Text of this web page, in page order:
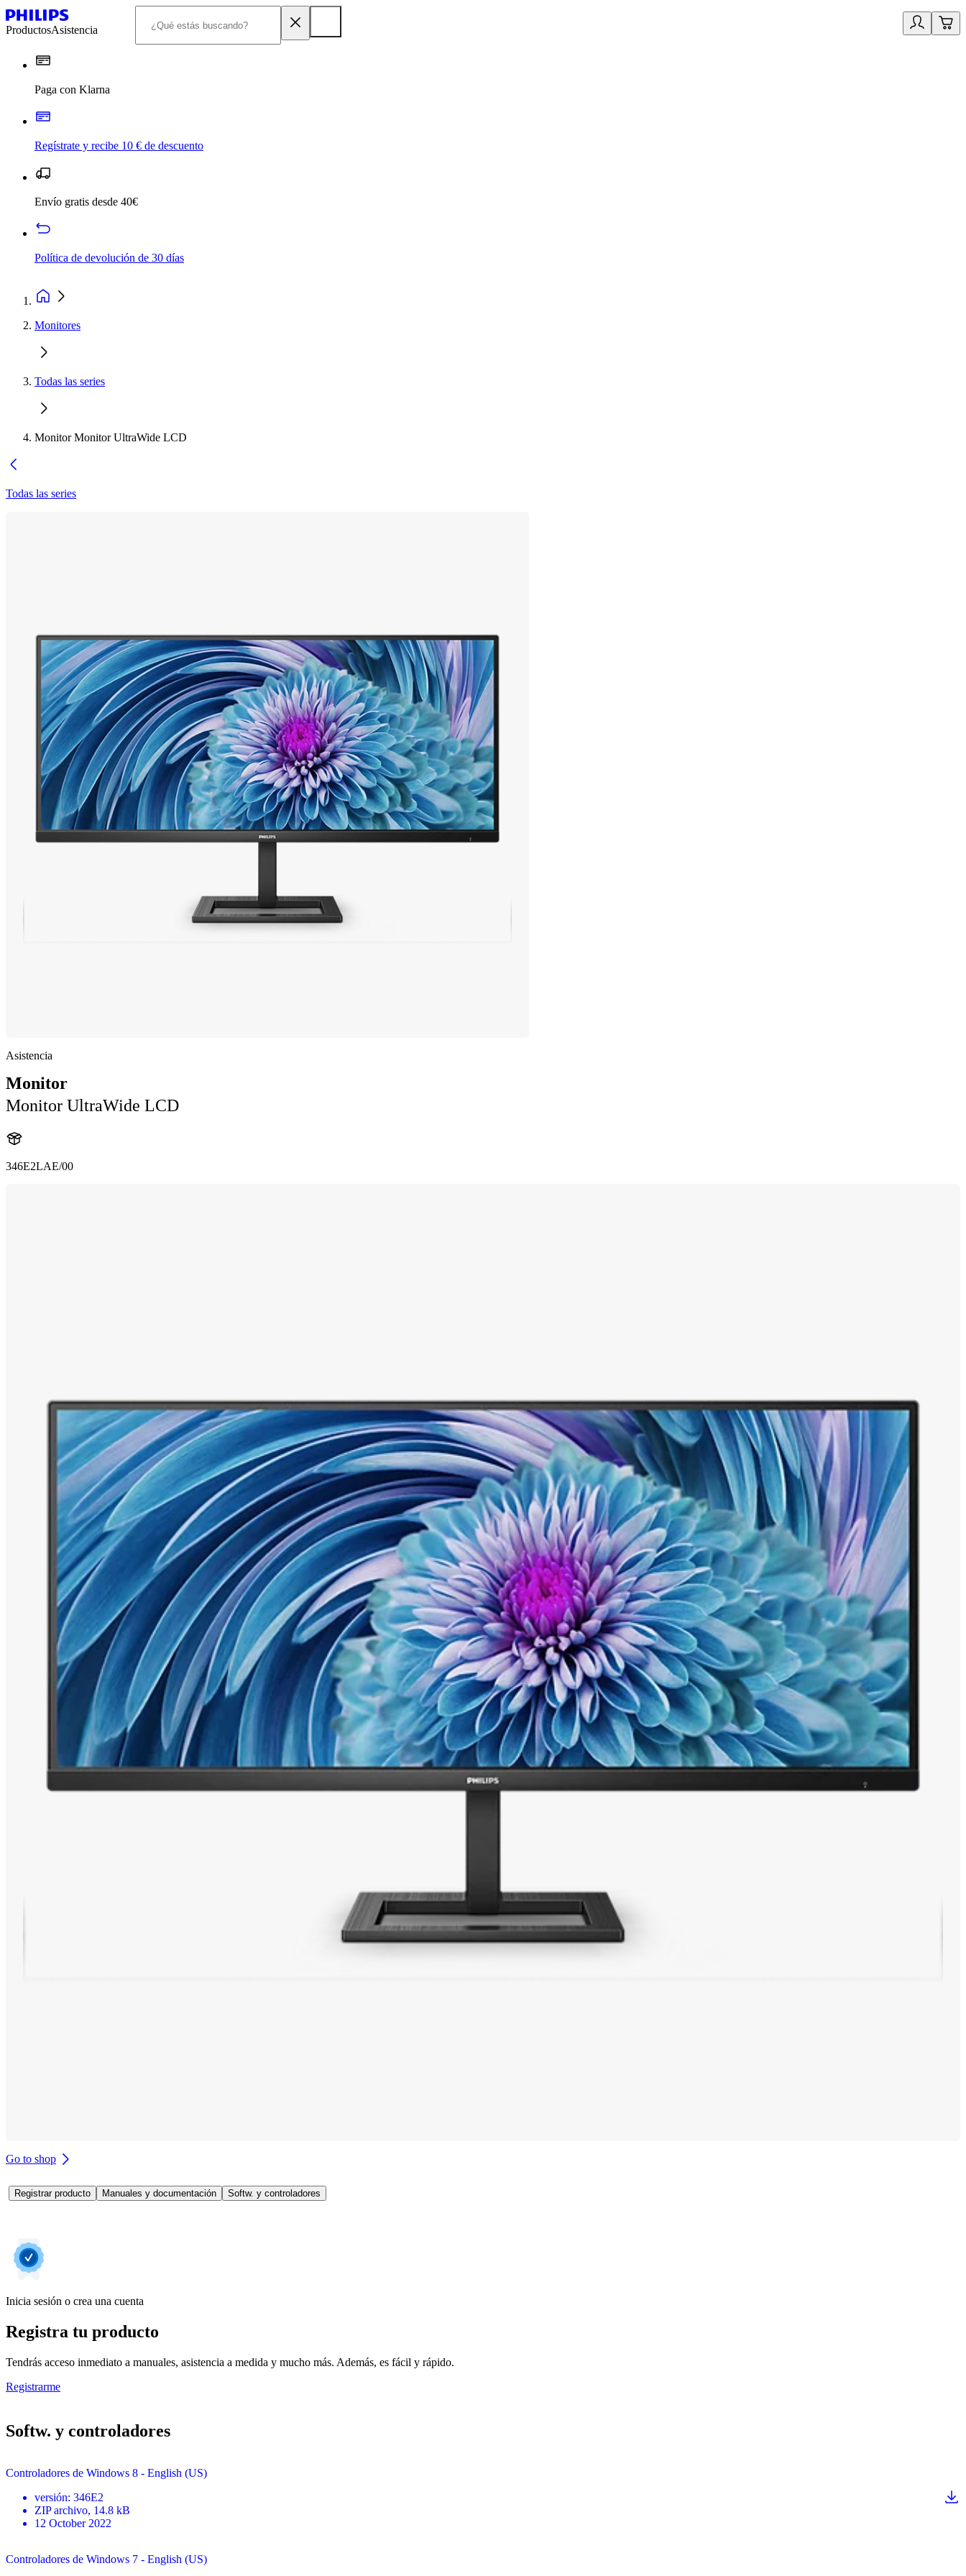
ProductosAsistencia
Paga con Klarna
Regístrate y recibe 10 € de descuento
Envío gratis desde 40€
Política de devolución de 30 días
Monitores
Todas las series
Monitor Monitor UltraWide LCD
Todas las series
Asistencia
Monitor
Monitor UltraWide LCD
346E2LAE/00
Go to shop
Registrar producto Manuales y documentación Softw. y controladores
Inicia sesión o crea una cuenta
Registra tu producto
Tendrás acceso inmediato a manuales, asistencia a medida y mucho más. Además, es fácil y rápido.
Registrarme
Softw. y controladores
Controladores de Windows 8 - English (US)
versión: 346E2
ZIP archivo, 14.8 kB
12 October 2022
Controladores de Windows 7 - English (US)